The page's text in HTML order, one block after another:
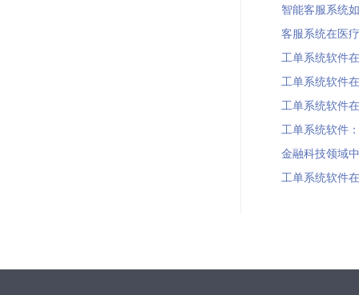
智能客服系统
客服系统在医
工单系统软件
工单系统软件
工单系统软件
工单系统软件
金融科技领域
工单系统软件